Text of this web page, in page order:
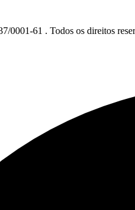
0001-61 . Todos os direitos